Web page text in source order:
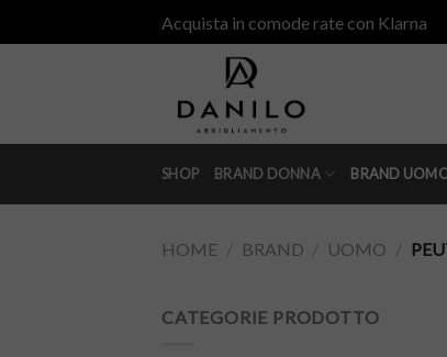
to
Acquista in comode rate con Klarna
SHOP BRAND DONNA BRAND
HOME / BRAND / UOMO /
CATEGORIE PRODOTTO